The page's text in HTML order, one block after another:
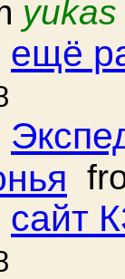
yukas
ещё
сайт